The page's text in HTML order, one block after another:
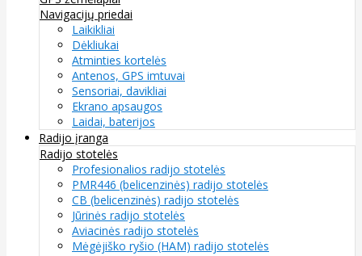
Navigacijų priedai
Laikikliai
Dėkliukai
Atminties kortelės
Antenos, GPS imtuvai
Sensoriai, davikliai
Ekrano apsaugos
Laidai, baterijos
Radijo įranga
Radijo stotelės
Profesionalios radijo stotelės
PMR446 (belicenzinės) radijo stotelės
CB (belicenzinės) radijo stotelės
Jūrinės radijo stotelės
Aviacinės radijo stotelės
Mėgėjiško ryšio (HAM) radijo stotelės